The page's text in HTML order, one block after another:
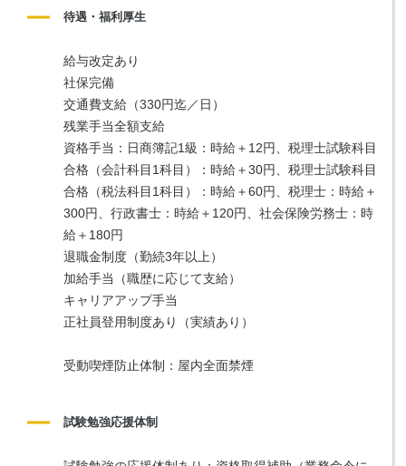
待遇・福利厚生
給与改定あり
社保完備
交通費支給（330円迄／日）
残業手当全額支給
資格手当：日商簿記1級：時給＋12円、税理士試験科目
合格（会計科目1科目）：時給＋30円、税理士試験科目
合格（税法科目1科目）：時給＋60円、税理士：時給＋
300円、行政書士：時給＋120円、社会保険労務士：時
給＋180円
退職金制度（勤続3年以上）
加給手当（職歴に応じて支給）
キャリアアップ手当
正社員登用制度あり（実績あり）
受動喫煙防止体制：屋内全面禁煙
試験勉強応援体制